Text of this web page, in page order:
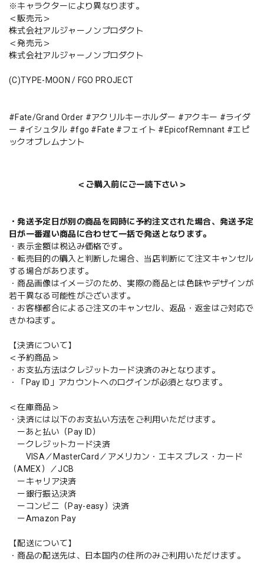
※キャラクターにより異なります。
＜販売元＞
株式会社アルジャーノンプロダクト
＜発売元＞
株式会社アルジャーノンプロダクト
(C)TYPE-MOON / FGO PROJECT
#Fate/Grand Order #アクリルキーホルダー #アクキー #ライダ
ー #イシュタル #fgo #Fate #フェイト #EpicofRemnant #エピ
ックオブレムナント
＜ご購入前にご一読下さい＞
・発送予定日が別の商品を同時に予約注文された場合、発送予定
日が一番遅い商品に合わせて一括で発送となります。
・表示金額は税込み価格です。
・転売目的の購入と判断した場合、当店判断にて注文キャンセル
する場合があります。
・商品画像はイメージのため、実際の商品とは色味やデザインが
若干異なる可能性がございます。
・お客様都合によるご注文のキャンセル、返品・返金はご対応で
きかねます。
【決済について】
＜予約商品＞
・お支払方法はクレジットカード決済のみとなります。
・「Pay ID」アカウントへのログインが必須となります。
＜在庫商品＞
・決済には以下のお支払い方法をご利用いただけます。
ーあと払い（Pay ID）
ークレジットカード決済
VISA／MasterCard／アメリカン・エキスプレス・カード
（AMEX）／JCB
ーキャリア決済
ー銀行振込決済
ーコンビニ（Pay-easy）決済
ーAmazon Pay
【配送について】
・商品の配送先は、日本国内の住所のみご利用いただけます。